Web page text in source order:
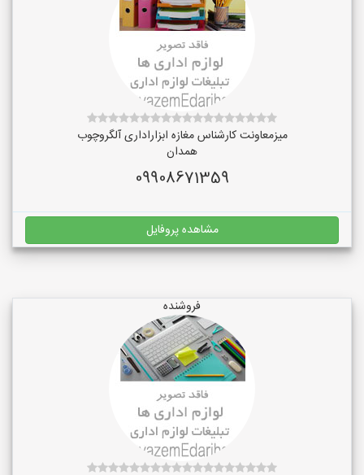
میزمعاونت کارشناس مغازه ابزاراداری آلگروچوب
همدان
09908671359
مشاهده پروفایل
فروشنده